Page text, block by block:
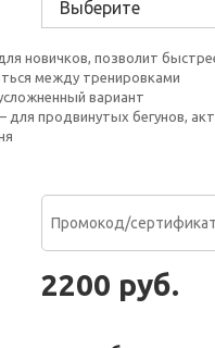
новичков, позволит
между тренировками
вариант
для продвинутых бегунов,
2200 руб.